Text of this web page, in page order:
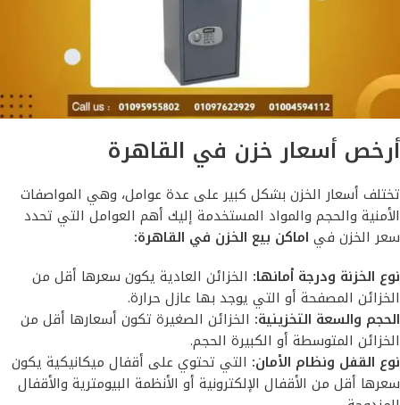
أرخص أسعار خزن في القاهرة
تختلف أسعار الخزن بشكل كبير على عدة عوامل، وهي المواصفات
الأمنية والحجم والمواد المستخدمة إليك أهم العوامل التي تحدد
سعر الخزن في اماكن بيع الخزن في القاهرة:
نوع الخزنة ودرجة أمانها: الخزائن العادية يكون سعرها أقل من
الخزائن المصفحة أو التي يوجد بها عازل حرارة.
الحجم والسعة التخزينية: الخزائن الصغيرة تكون أسعارها أقل من
الخزائن المتوسطة أو الكبيرة الحجم.
نوع القفل ونظام الأمان: التي تحتوي على أقفال ميكانيكية يكون
سعرها أقل من الأقفال الإلكترونية أو الأنظمة البيومترية والأقفال